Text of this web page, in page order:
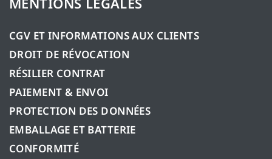
CGV ET INFORMATIONS AUX CLIENTS
DROIT DE RÉVOCATION
RÉSILIER CONTRAT
PAIEMENT & ENVOI
PROTECTION DES DONNÉES
EMBALLAGE ET BATTERIE
CONFORMITÉ